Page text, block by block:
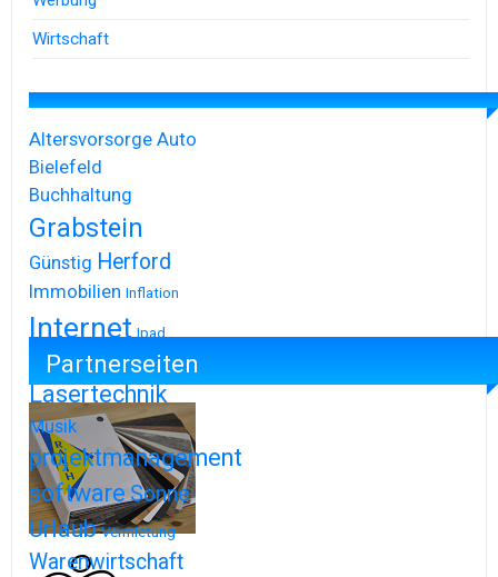
Wirtschaft
Altersvorsorge Auto
Bielefeld
Buchhaltung
Grabstein
Günstig Herford
Immobilien Inflation
Internet Ipad
Iphone
Lasertechnik
Musik
projektmanagement
softwareSonne
Urlaub Vermietung
Warenwirtschaft
Partnerseiten